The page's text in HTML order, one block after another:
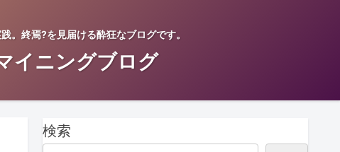
。終焉?を見届ける酔狂なブログです。
イニングブログ
検索